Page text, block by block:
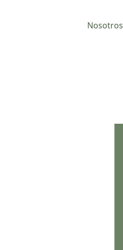
Nosotros